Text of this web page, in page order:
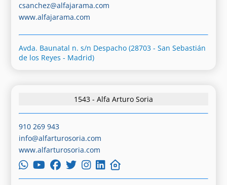
csanchez@alfajarama.com
www.alfajarama.com
Avda. Baunatal n. s/n Despacho (28703 - San Sebastián
de los Reyes - Madrid)
1543 - Alfa Arturo Soria
910 269 943
info@alfarturosoria.com
www.alfarturosoria.com